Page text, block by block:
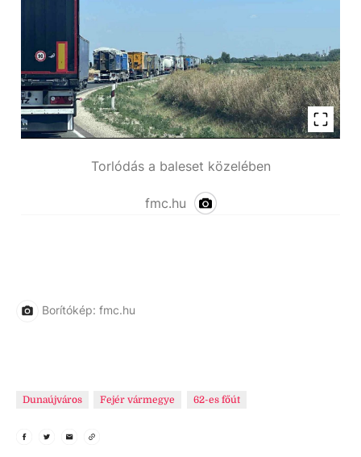
Torlódás a baleset közelében
fmc.hu
Borítókép: fmc.hu
Dunaújváros Fejér vármegye 62-es főút